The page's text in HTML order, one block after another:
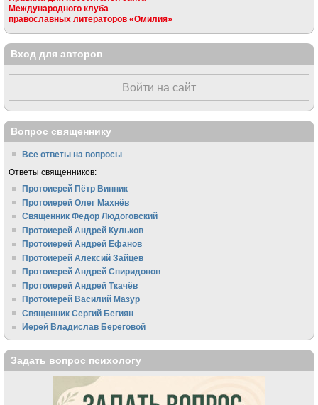
Международного клуба
православных литераторов «Омилия»
Вход для авторов
Войти на сайт
Вопрос священнику
Все ответы на вопросы
Ответы священников:
Протоиерей Пётр Винник
Протоиерей Олег Махнёв
Священник Федор Людоговский
Протоиерей Андрей Кульков
Протоиерей Андрей Ефанов
Протоиерей Алексий Зайцев
Протоиерей Андрей Спиридонов
Протоиерей Андрей Ткачёв
Протоиерей Василий Мазур
Священник Сергий Бегиян
Иерей Владислав Береговой
Задать вопрос психологу